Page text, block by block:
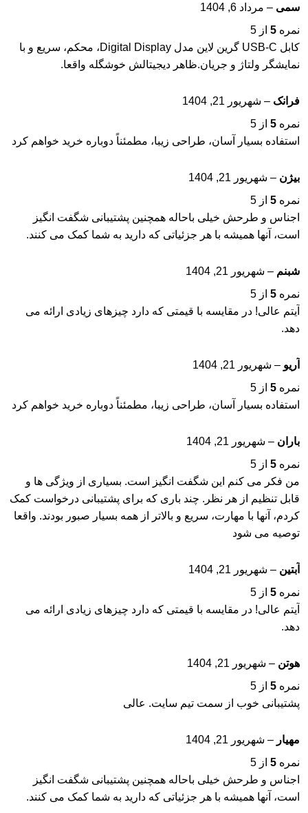
سمی – مرداد 6, 1404
نمره 5 از 5
کابل USB-C گرین لاین مدل Digital Display، محکم، سریع و با
نمایشگر ولتاژ و جریان.ظاهر دیجیتالش خوشگله واقعا.
فرانک – شهریور 21, 1404
نمره 5 از 5
استفاده بسیار آسان، طراحی زیبا، مطمئناً دوباره خرید خواهم کرد
بیژن – شهریور 21, 1404
نمره 5 از 5
اجناس و طرحش خیلی باحاله همچنین پشتیبانی شگفت انگیز
است، آنها همیشه با هر جزئیاتی که دارید به شما کمک می کنند.
شبنم – شهریور 21, 1404
نمره 5 از 5
آیتم عالی! در مقایسه با قیمتی که دارد چیزهای زیادی ارائه می
دهد.
آریو – شهریور 21, 1404
نمره 5 از 5
استفاده بسیار آسان، طراحی زیبا، مطمئناً دوباره خرید خواهم کرد
باران – شهریور 21, 1404
نمره 5 از 5
من فکر می کنم این شگفت انگیز است. بسیاری از ویژگی ها و
قابل تنظیم از هر نظر. چند باری که برای پشتیبانی درخواست کمک
کردم، آنها با مهارت، سریع و بالاتر از همه بسیار صبور بودند. واقعا
توصیه می شود
آبتین – شهریور 21, 1404
نمره 5 از 5
آیتم عالی! در مقایسه با قیمتی که دارد چیزهای زیادی ارائه می
دهد.
هوتن – شهریور 21, 1404
نمره 5 از 5
پشتیبانی خوب از سمت تیم سایت. عالی
مهیار – شهریور 21, 1404
نمره 5 از 5
اجناس و طرحش خیلی باحاله همچنین پشتیبانی شگفت انگیز
است، آنها همیشه با هر جزئیاتی که دارید به شما کمک می کنند.